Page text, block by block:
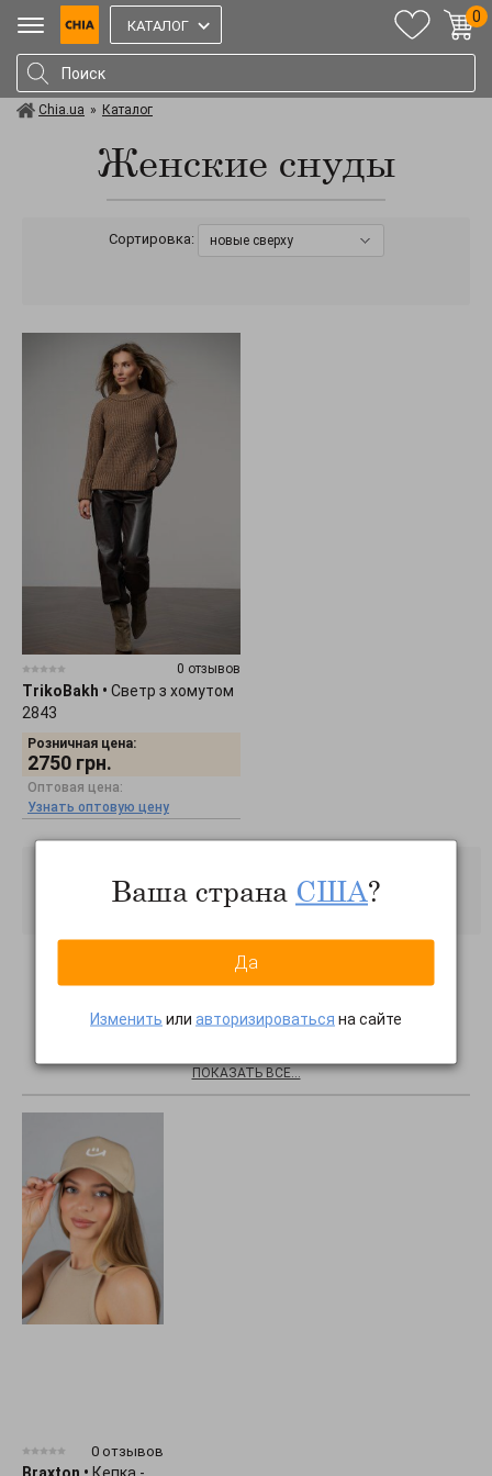
КАТАЛОГ
0
Chia.ua » Каталог
Женские снуды
Сортировка: новые сверху
0 отзывов
TrikoBakh • Светр з хомутом
2843
Розничная цена:
2750 грн.
Оптовая цена:
Узнать оптовую цену
Хиты продаж
ПОКАЗАТЬ ВСЕ...
0 отзывов
Ваша страна США?
Да
Изменить или авторизироваться на сайте